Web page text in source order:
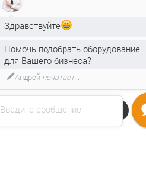
Напишите нам
Введите сообщение
Здравствуйте
Помочь подобрать оборудование
для Вашего бизнеса?
Андрейпечатает...